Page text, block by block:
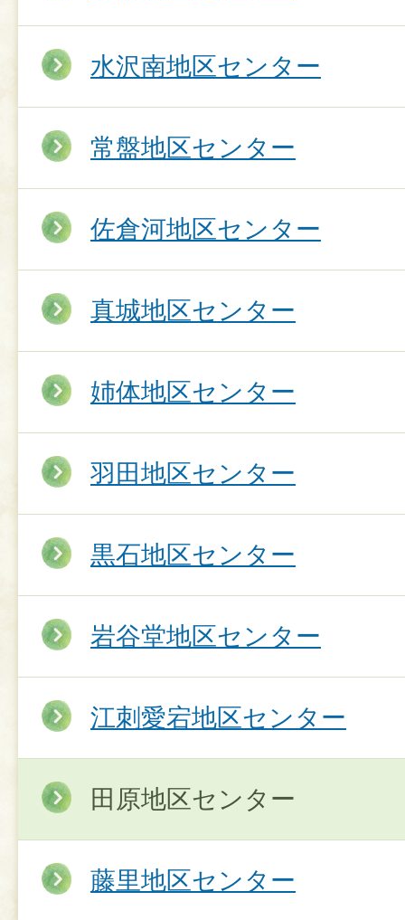
水沢南地区センター
常盤地区センター
佐倉河地区センター
真城地区センター
姉体地区センター
羽田地区センター
黒石地区センター
岩谷堂地区センター
江刺愛宕地区センター
田原地区センター
藤里地区センター